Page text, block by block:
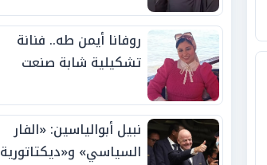
روفانا أيمن طه.. فنانة
تشكيلية شابة صنعت
الجوائز منذ الصغر
نبيل أبوالياسين: «الفار
السياسي» و«ديكتاتورية